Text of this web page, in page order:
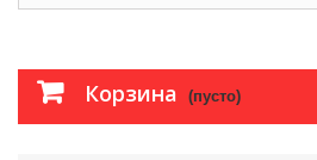
Корзина (пусто)